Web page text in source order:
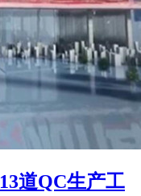
道QC生产工